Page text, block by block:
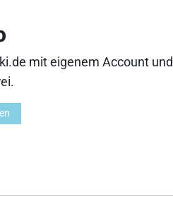
mit eigenem Account und